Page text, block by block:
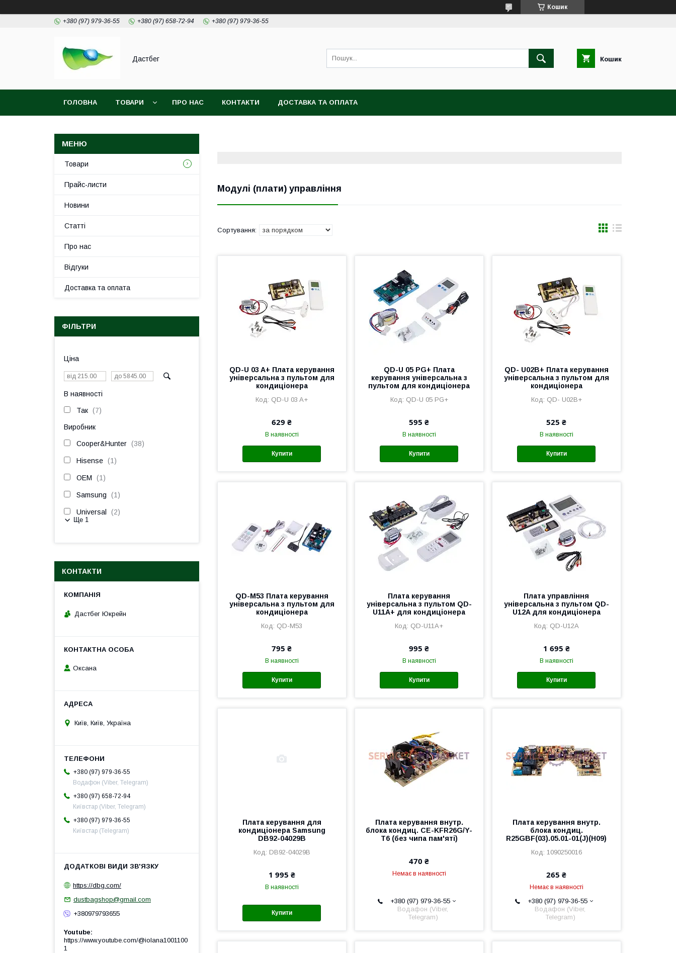
Кошик
+380 (97) 979-36-55 +380 (97) 658-72-94 +380 (97) 979-36-55
Дастбег Кошик
ГОЛОВНА ТОВАРИ ПРО НАС КОНТАКТИ ДОСТАВКА ТА ОПЛАТА
Модулі (плати) управління
QD-U 03 A+ Плата керування
універсальна з пультом для
кондиціонера
QD-U 03 A+
629 ₴
В наявності
Купити
QD-U 05 PG+ Плата
керування універсальна з
пультом для кондиціонера
QD-U 05 PG+
595 ₴
В наявності
Купити
QD- U02B+ Плата керування
універсальна з пультом для
кондиціонера
QD- U02B+
525 ₴
В наявності
Купити
QD-M53 Плата керування
універсальна з пультом для
кондиціонера
QD-M53
795 ₴
В наявності
Купити
Плата керування
універсальна з пультом QD-
U11A+ для кондиціонера
QD-U11A+
995 ₴
В наявності
Купити
Плата управління
універсальна з пультом QD-
U12A для кондиціонера
QD-U12A
1 695 ₴
В наявності
Купити
Плата керування для
кондиціонера Samsung
DB92-04029B
DB92-04029B
1 995 ₴
В наявності
Купити
Плата керування внутр.
блока кондиц. CE-KFR26G/Y-
T6 (без чипа пам'яті)
470 ₴
Немає в наявності
+380 (97) 979-36-55
Водафон (Viber,
Telegram)
Плата керування внутр.
блока кондиц.
R25GBF(03).05.01-01(J)(H09)
1090250016
265 ₴
Немає в наявності
+380 (97) 979-36-55
Водафон (Viber,
Telegram)
Товари
Прайс-листи
Новини
Статті
Про нас
Відгуки
Доставка та оплата
ФІЛЬТРИ
Ціна
В наявності
Так 7
Виробник
Cooper&Hunter 38
Hisense 1
OEM 1
Samsung 1
Universal 2
Ще 1
КОНТАКТИ
Дастбег Юкрейн
Оксана
Київ, Київ, Україна
+380 (97) 979-36-55
Водафон (Viber, Telegram)
+380 (97) 658-72-94
Київстар (Viber, Telegram)
+380 (97) 979-36-55
Київстар (Telegram)
https://dbg.com/
dustbagshop@gmail.com
+380979793655
Youtube
https://www.youtube.com/@iolana1001100
1